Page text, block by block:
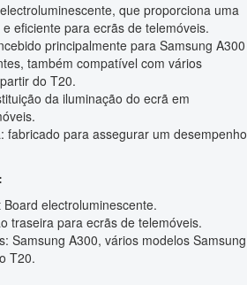
que proporciona uma
eficiente para ecrãs de telemóveis.
principalmente para Samsung A300
também compatível com vários
do T20.
da iluminação do ecrã em
fabricado para assegurar um desempenho
electroluminescente.
traseira para ecrãs de telemóveis.
Samsung A300, vários modelos Samsung
T20.